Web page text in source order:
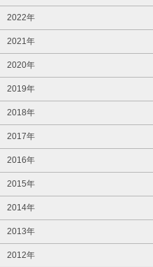
2022年
2021年
2020年
2019年
2018年
2017年
2016年
2015年
2014年
2013年
2012年